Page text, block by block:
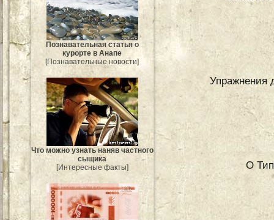
Познавательная статья о
курорте в Анапе
[Познавательные новости]
Что можно узнать наняв частного
сыщика
[Интересные факты]
Упражнения
О